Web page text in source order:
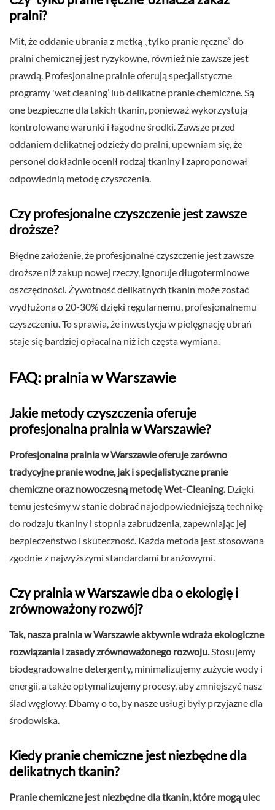
pralni?
Mit, że oddanie ubrania z metką „tylko pranie ręczne” do
pralni chemicznej jest ryzykowne, również nie zawsze jest
prawdą. Profesjonalne pralnie oferują specjalistyczne
programy 'wet cleaning’ lub delikatne pranie chemiczne. Są
one bezpieczne dla takich tkanin, ponieważ wykorzystują
kontrolowane warunki i łagodne środki. Zawsze przed
oddaniem delikatnej odzieży do pralni, upewniam się, że
personel dokładnie ocenił rodzaj tkaniny i zaproponował
odpowiednią metodę czyszczenia.
Czy profesjonalne czyszczenie jest zawsze
droższe?
Błędne założenie, że profesjonalne czyszczenie jest zawsze
droższe niż zakup nowej rzeczy, ignoruje długoterminowe
oszczędności. Żywotność delikatnych tkanin może zostać
wydłużona o 20-30% dzięki regularnemu, profesjonalnemu
czyszczeniu. To sprawia, że inwestycja w pielęgnację ubrań
staje się bardziej opłacalna niż ich częsta wymiana.
FAQ: pralnia w Warszawie
Jakie metody czyszczenia oferuje
profesjonalna pralnia w Warszawie?
Profesjonalna pralnia w Warszawie oferuje zarówno
tradycyjne pranie wodne, jak i specjalistyczne pranie
chemiczne oraz nowoczesną metodę Wet-Cleaning.Dzięki
temu jesteśmy w stanie dobrać najodpowiedniejszą technikę
do rodzaju tkaniny i stopnia zabrudzenia, zapewniając jej
bezpieczeństwo i skuteczność. Każda metoda jest stosowana
zgodnie z najwyższymi standardami branżowymi.
Czy pralnia w Warszawie dba o ekologię i
zrównoważony rozwój?
Tak, nasza pralnia w Warszawie aktywnie wdraża ekologiczne
rozwiązania i zasady zrównoważonego rozwoju.Stosujemy
biodegradowalne detergenty, minimalizujemy zużycie wody i
energii, a także optymalizujemy procesy, aby zmniejszyć nasz
ślad węglowy. Dbamy o to, by nasze usługi były przyjazne dla
środowiska.
Kiedy pranie chemiczne jest niezbędne dla
delikatnych tkanin?
Pranie chemiczne jest niezbędne dla tkanin, które mogą ulec